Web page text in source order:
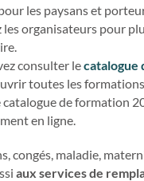
les paysans et
les organisateurs pour
consulter lecatalogue
toutes les
catalogue de formation
en ligne.
congés, maladie,
aux services de